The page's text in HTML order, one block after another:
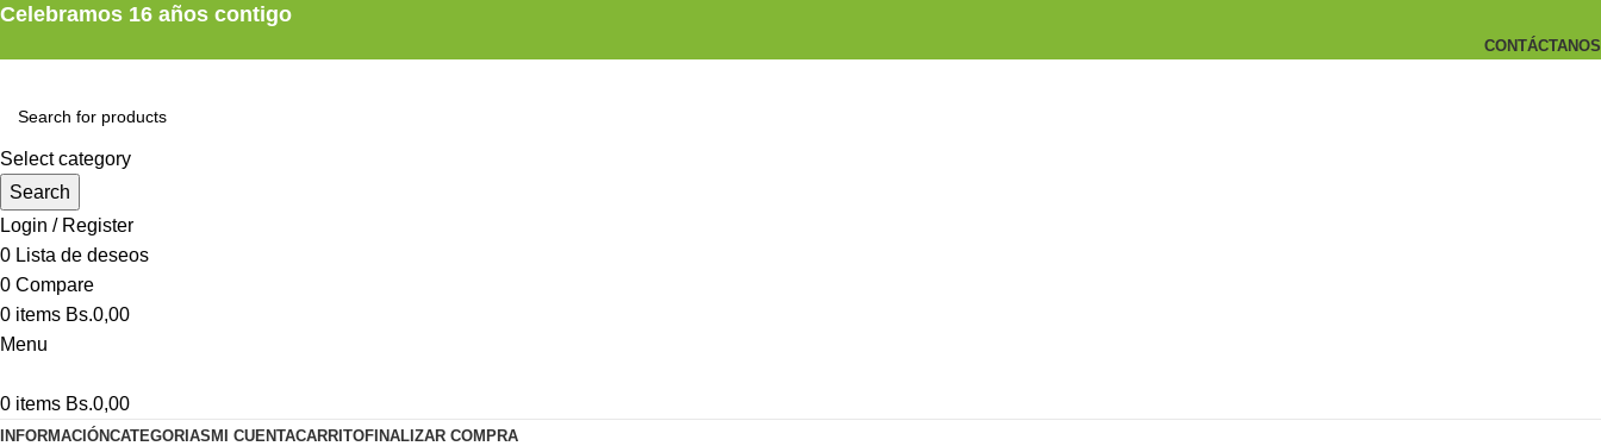
Celebramos 16 años contigo
CONTÁCTANOS
Select category
Search
Login / Register
0 Lista de deseos
0 Compare
0 items Bs.0,00
Menu
0 items Bs.0,00
INFORMACIÓNCATEGORIAS MI CUENTACARRITOFINALIZAR COMPRA